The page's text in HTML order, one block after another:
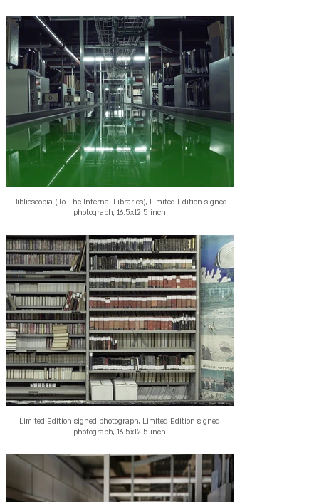
Biblioscopia (To The Internal Libraries), Limited Edition signed
photograph, 16.5x12.5 inch
Limited Edition signed photograph, Limited Edition signed
photograph, 16.5x12.5 inch